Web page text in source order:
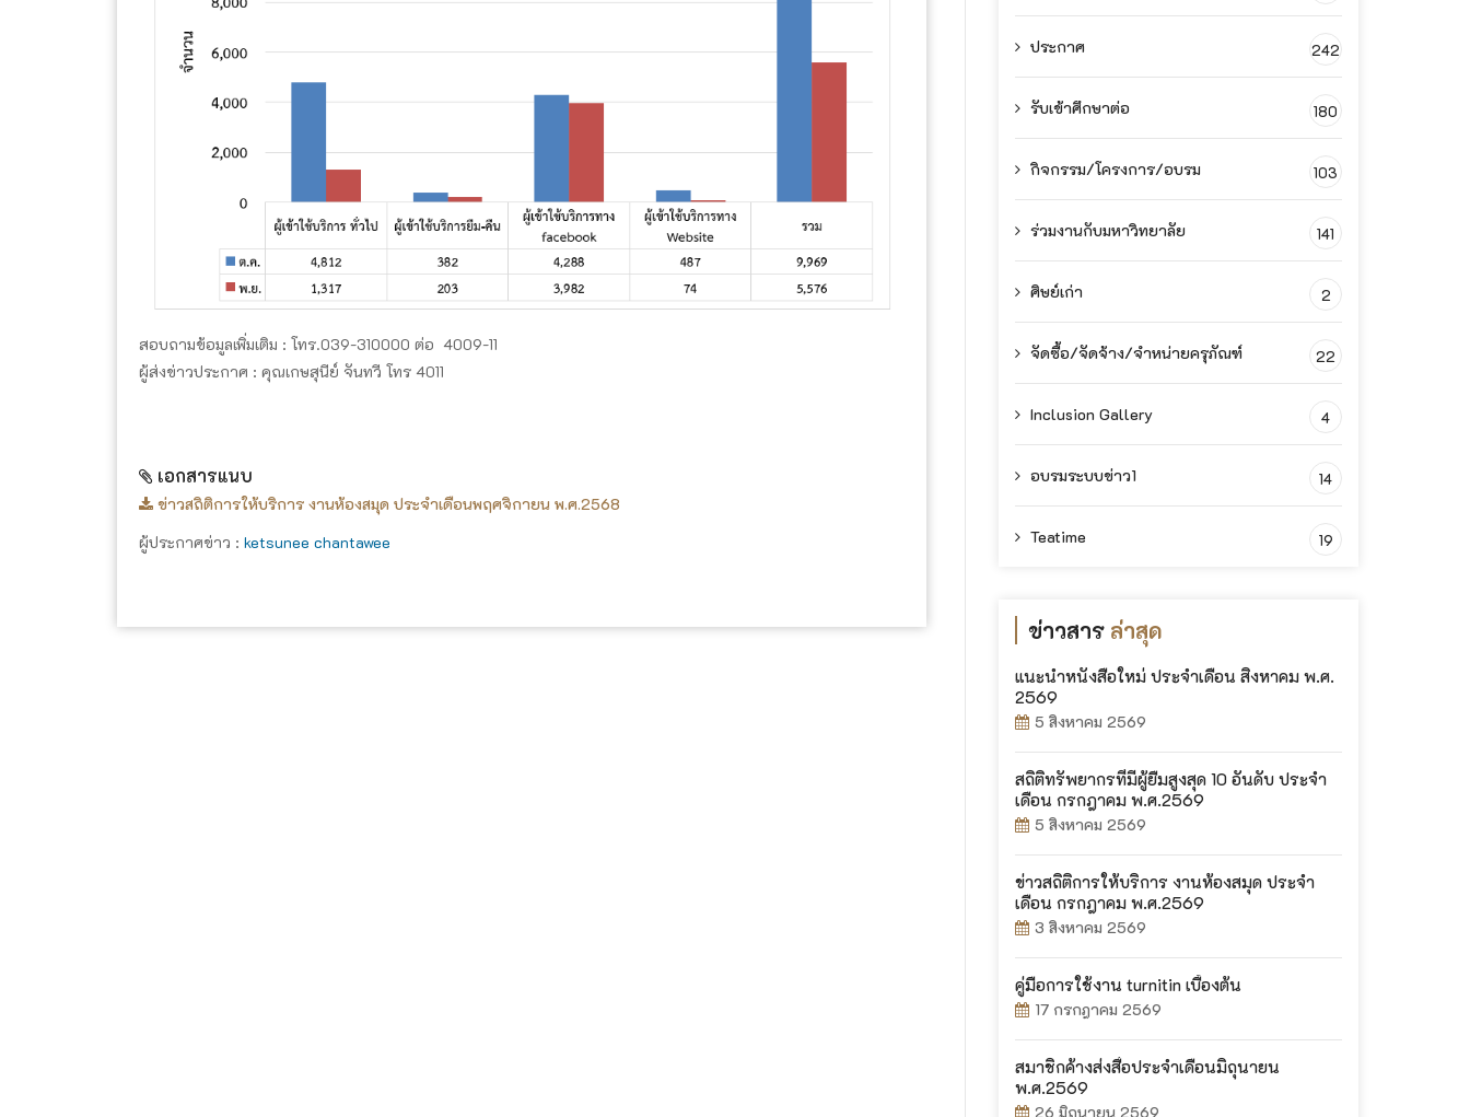
สอบถามข้อมูลเพิ่มเติม : โทร.039-310000 ต่อ 4009-11
ผู้ส่งข่าวประกาศ : คุณเกษสุนีย์ จันทวี โทร 4011
เอกสารแนบ
ข่าวสถิติการให้บริการ งานห้องสมุด ประจำเดือนพฤศจิกายน พ.ศ.2568
ผู้ประกาศข่าว : ketsunee chantawee
ประกาศ 242
รับเข้าศึกษาต่อ 180
กิจกรรม/โครงการ/อบรม 103
ร่วมงานกับมหาวิทยาลัย 141
ศิษย์เก่า 2
จัดซื้อ/จัดจ้าง/จำหน่ายครุภัณฑ์ 22
Inclusion Gallery 4
อบรมระบบข่าว1 14
Teatime 19
ข่าวสาร ล่าสุด
แนะนำหนังสือใหม่ ประจำเดือน สิงหาคม พ.ศ.
2569
5 สิงหาคม 2569
สถิติทรัพยากรที่มีผู้ยืมสูงสุด 10 อันดับ ประจำ
เดือน กรกฎาคม พ.ศ.2569
5 สิงหาคม 2569
ข่าวสถิติการให้บริการ งานห้องสมุด ประจำ
เดือน กรกฎาคม พ.ศ.2569
3 สิงหาคม 2569
คู่มือการใช้งาน turnitin เบื้องต้น
17 กรกฎาคม 2569
สมาชิกค้างส่งสื่อประจำเดือนมิถุนายน
พ.ศ.2569
26 มิถุนายน 2569